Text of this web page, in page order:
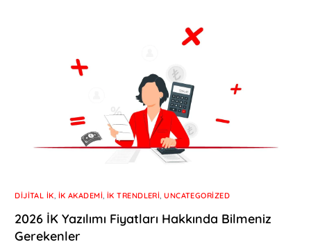
DIJITAL İK, İK AKADEMI, İK TRENDLERI,UNCATEGORIZED
2026 İK Yazılımı Fiyatları Hakkında Bilmeniz
Gerekenler